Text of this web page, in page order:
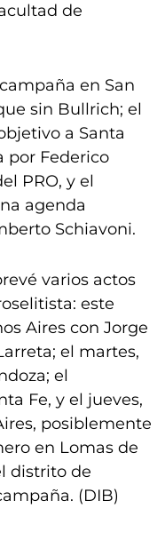
de
en San
sin Bullrich; el
a Santa
por Federico
PRO, y el
agenda
Schiavoni.
varios actos
este
Aires con Jorge
el martes,
el
Fe, y el jueves,
posiblemente
en Lomas de
distrito de
(DIB)